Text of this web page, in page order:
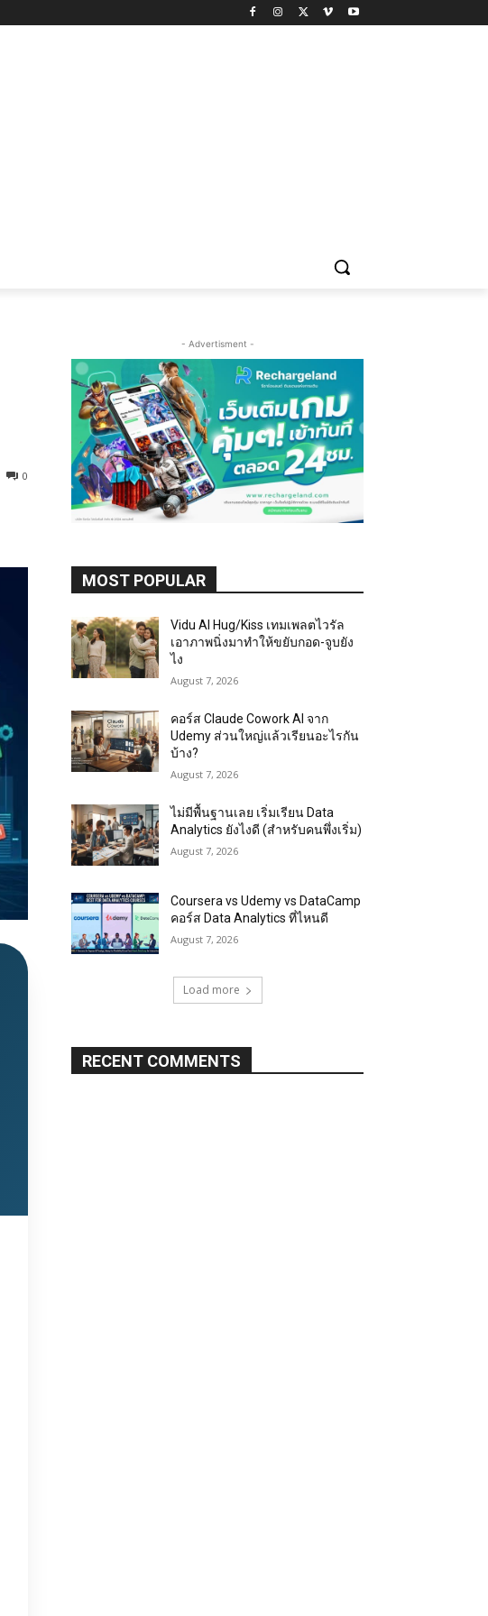
0
- Advertisment -
MOST POPULAR
Vidu AI Hug/Kiss เทมเพลตไวรัล
เอาภาพนิ่งมาทำให้ขยับกอด-จูบยัง
ไง
August 7, 2026
คอร์ส Claude Cowork AI จาก
Udemy ส่วนใหญ่แล้วเรียนอะไรกัน
บ้าง?
August 7, 2026
ไม่มีพื้นฐานเลย เริ่มเรียน Data
Analytics ยังไงดี (สำหรับคนพึ่งเริ่ม)
August 7, 2026
Coursera vs Udemy vs DataCamp
คอร์ส Data Analytics ที่ไหนดี
August 7, 2026
Load more
RECENT COMMENTS